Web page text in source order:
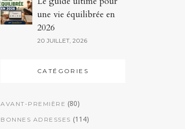
une vie équilibrée en
2026
20 JUILLET, 2026
CATÉGORIES
AVANT-PREMIÈRE (80)
BONNES ADRESSES (114)